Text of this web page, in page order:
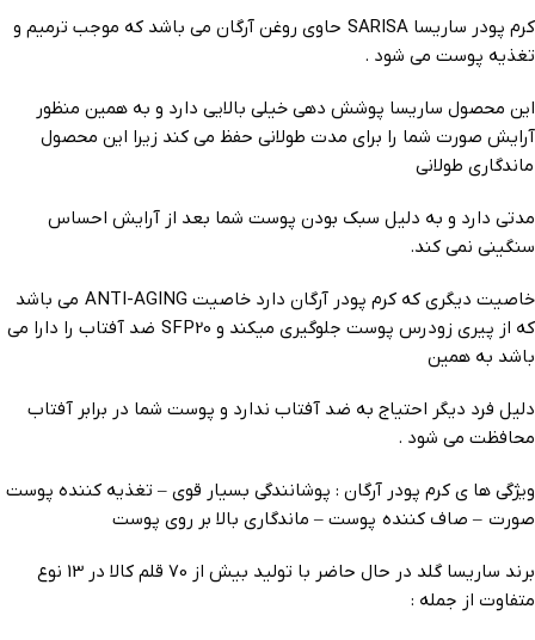
کرم پودر ساریسا SARISA حاوی روغن آرگان می باشد که موجب ترمیم و
تغذیه پوست می شود .
این محصول ساریسا پوشش دهی خیلی بالایی دارد و به همین منظور
آرایش صورت شما را برای مدت طولانی حفظ می کند زیرا این محصول
ماندگاری طولانی
مدتی دارد و به دلیل سبک بودن پوست شما بعد از آرایش احساس
سنگینی نمی کند.
خاصیت دیگری که کرم پودر آرگان دارد خاصیت ANTI-AGING می باشد
که از پیری زودرس پوست جلوگیری میکند و SFP20 ضد آفتاب را دارا می
باشد به همین
دلیل فرد دیگر احتیاج به ضد آفتاب ندارد و پوست شما در برابر آفتاب
محافظت می شود .
ویژگی ها ی کرم پودر آرگان : پوشانندگی بسیار قوی – تغذیه کننده پوست
صورت – صاف کننده پوست – ماندگاری بالا بر روی پوست
برند ساریسا گلد در حال حاضر با تولید بیش از 70 قلم کالا در 13 نوع
متفاوت از جمله :